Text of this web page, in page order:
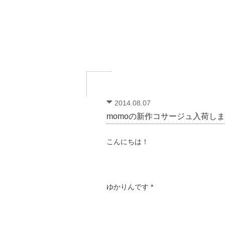
2014.08.07
momoの新作コサージュ入荷し
こんにちは！
ゆかりんです *